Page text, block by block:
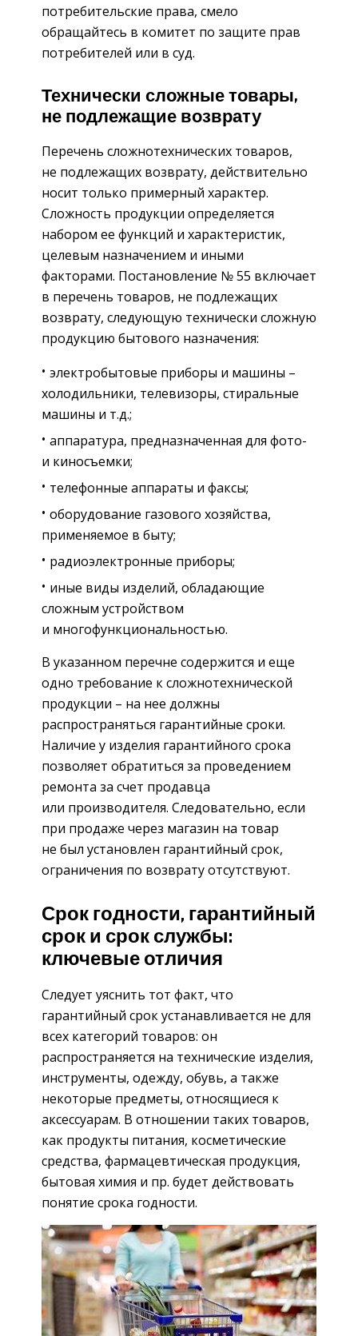
потребительские права, смело
обращайтесь в комитет по защите прав
потребителей или в суд.
Технически сложные товары,
не подлежащие возврату
Перечень сложнотехнических товаров,
не подлежащих возврату, действительно
носит только примерный характер.
Сложность продукции определяется
набором ее функций и характеристик,
целевым назначением и иными
факторами. Постановление № 55 включает
в перечень товаров, не подлежащих
возврату, следующую технически сложную
продукцию бытового назначения:
электробытовые приборы и машины –
холодильники, телевизоры, стиральные
машины и т.д.;
аппаратура, предназначенная для фото-
и киносъемки;
телефонные аппараты и факсы;
оборудование газового хозяйства,
применяемое в быту;
радиоэлектронные приборы;
иные виды изделий, обладающие
сложным устройством
и многофункциональностью.
В указанном перечне содержится и еще
одно требование к сложнотехнической
продукции – на нее должны
распространяться гарантийные сроки.
Наличие у изделия гарантийного срока
позволяет обратиться за проведением
ремонта за счет продавца
или производителя. Следовательно, если
при продаже через магазин на товар
не был установлен гарантийный срок,
ограничения по возврату отсутствуют.
Срок годности, гарантийный
срок и срок службы:
ключевые отличия
Следует уяснить тот факт, что
гарантийный срок устанавливается не для
всех категорий товаров: он
распространяется на технические изделия,
инструменты, одежду, обувь, а также
некоторые предметы, относящиеся к
аксессуарам. В отношении таких товаров,
как продукты питания, косметические
средства, фармацевтическая продукция,
бытовая химия и пр. будет действовать
понятие срока годности.